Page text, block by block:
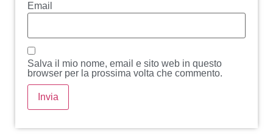
Email
Salva il mio nome, email e sito web in questo
browser per la prossima volta che commento.